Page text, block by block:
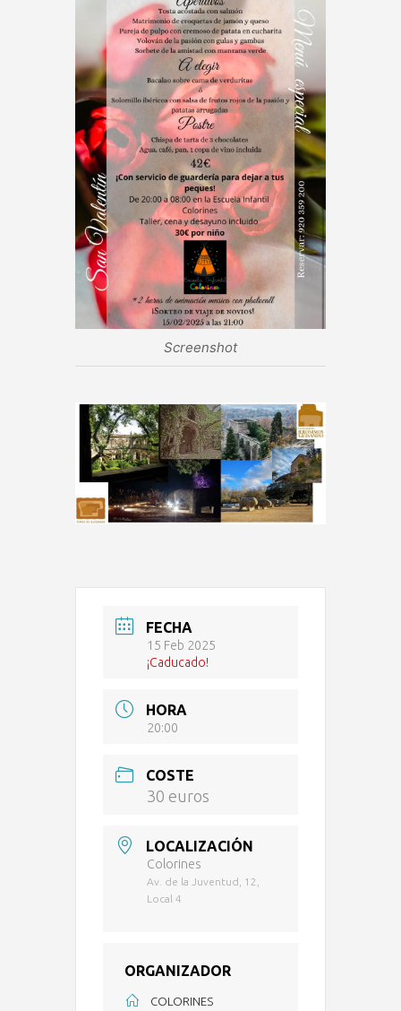
Screenshot
FECHA
15 Feb 2025
¡Caducado!
HORA
20:00
COSTE
30 euros
LOCALIZACIÓN
Colorines
Av. de la Juventud, 12,
Local 4
ORGANIZADOR
COLORINES